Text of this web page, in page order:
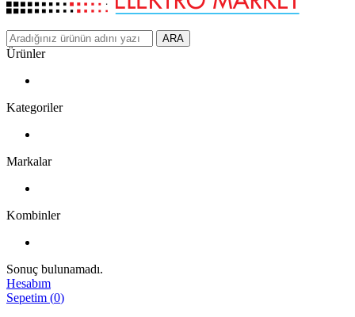
ARA
Ürünler
Kategoriler
Markalar
Kombinler
Sonuç bulunamadı.
Hesabım
Sepetim (0)